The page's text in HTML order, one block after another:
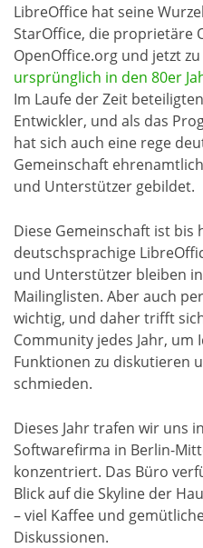
LibreOffice hat seine
StarOffice, die proprietäre
OpenOffice.org und jetzt
ursprünglich in den 80er
Im Laufe der Zeit
Entwickler, und als das
hat sich auch eine rege
Gemeinschaft
und Unterstützer gebildet.
Diese Gemeinschaft ist
deutschsprachige
und Unterstützer bleiben
Mailinglisten. Aber auch
wichtig, und daher trifft
Community jedes Jahr, um
Funktionen zu diskutieren
schmieden.
Dieses Jahr trafen wir uns
Softwarefirma in Berlin-
konzentriert. Das Büro
Blick auf die Skyline der
– viel Kaffee und
Diskussionen.